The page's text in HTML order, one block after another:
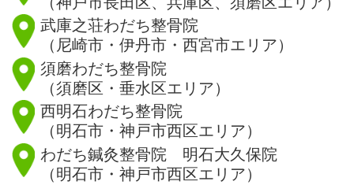
武庫之荘わだち整骨院
（尼崎市・伊丹市・西宮市エリア）
須磨わだち整骨院
（須磨区・垂水区エリア）
西明石わだち整骨院
（明石市・神戸市西区エリア）
わだち鍼灸整骨院 明石大久保院
（明石市・神戸市西区エリア）